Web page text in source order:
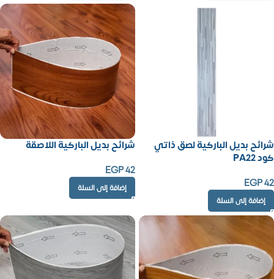
شرائح بديل الباركية لصق ذاتي
كود PA22
EGP42
إضافة إلى السلة
شرائح بديل الباركية اللاصقة
EGP42
إضافة إلى السلة